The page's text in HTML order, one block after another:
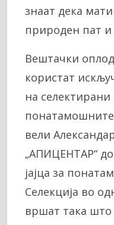
знаат дека
природен пат и
Вештачки
користат
на
вели
„АПИЦЕНТАР“
јајца за
Селекција во
вршат така